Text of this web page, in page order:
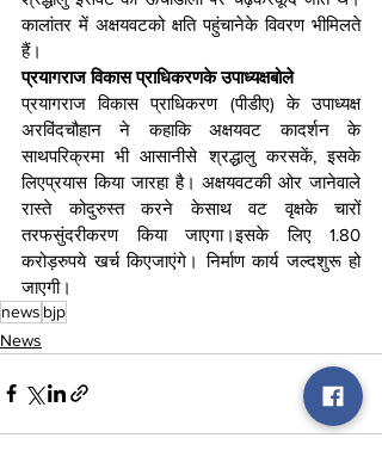
कालांतर में अक्षयवटको क्षति पहुंचानेके विवरण भीमिलते
हैं।
प्रयागराज विकास प्राधिकरणके उपाध्‍यक्षबोले
प्रयागराज विकास प्राधिकरण (पीडीए) के उपाध्‍यक्ष
अरविंदचौहान ने कहाकि अक्षयवट कादर्शन के
साथपरिक्रमा भी आसानीसे श्रद्धालु करसकें, इसके
लिएप्रयास किया जारहा है। अक्षयवटकी ओर जानेवाले
रास्ते कोदुरुस्त करने केसाथ वट वृक्षके चारों
तरफसुंदरीकरण किया जाएगा।इसके लिए 1.80
करोड़रुपये खर्च किएजाएंगे। निर्माण कार्य जल्दशुरू हो
जाएगी।
news bjp
News